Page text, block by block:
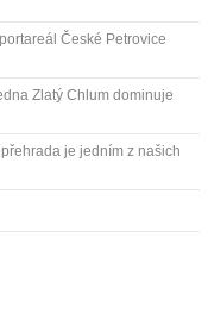
České Petrovice
Zlatý Chlum dominuje
je jedním z našich